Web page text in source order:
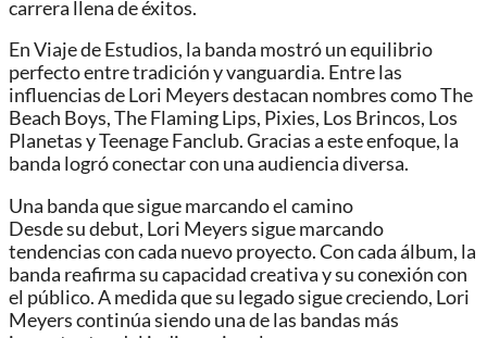
carrera llena de éxitos.
En Viaje de Estudios, la banda mostró un equilibrio
perfecto entre tradición y vanguardia. Entre las
influencias de Lori Meyers destacan nombres como The
Beach Boys, The Flaming Lips, Pixies, Los Brincos, Los
Planetas y Teenage Fanclub. Gracias a este enfoque, la
banda logró conectar con una audiencia diversa.
Una banda que sigue marcando el camino
Desde su debut, Lori Meyers sigue marcando
tendencias con cada nuevo proyecto. Con cada álbum, la
banda reafirma su capacidad creativa y su conexión con
el público. A medida que su legado sigue creciendo, Lori
Meyers continúa siendo una de las bandas más